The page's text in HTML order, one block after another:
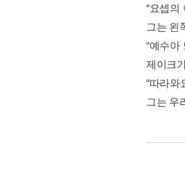
“요셉의
그는 왼
“예수아
제이크
“따라와
그는 우